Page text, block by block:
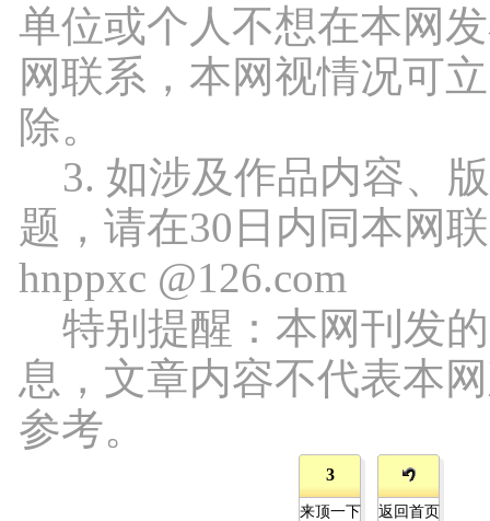
单位或个人不想在本网
网联系，本网视情况可
除。
3. 如涉及作品内容、
题，请在30日内同本网
hnppxc @126.com
特别提醒：本网刊发
息，文章内容不代表本
参考。
3
来顶一下 返回首页